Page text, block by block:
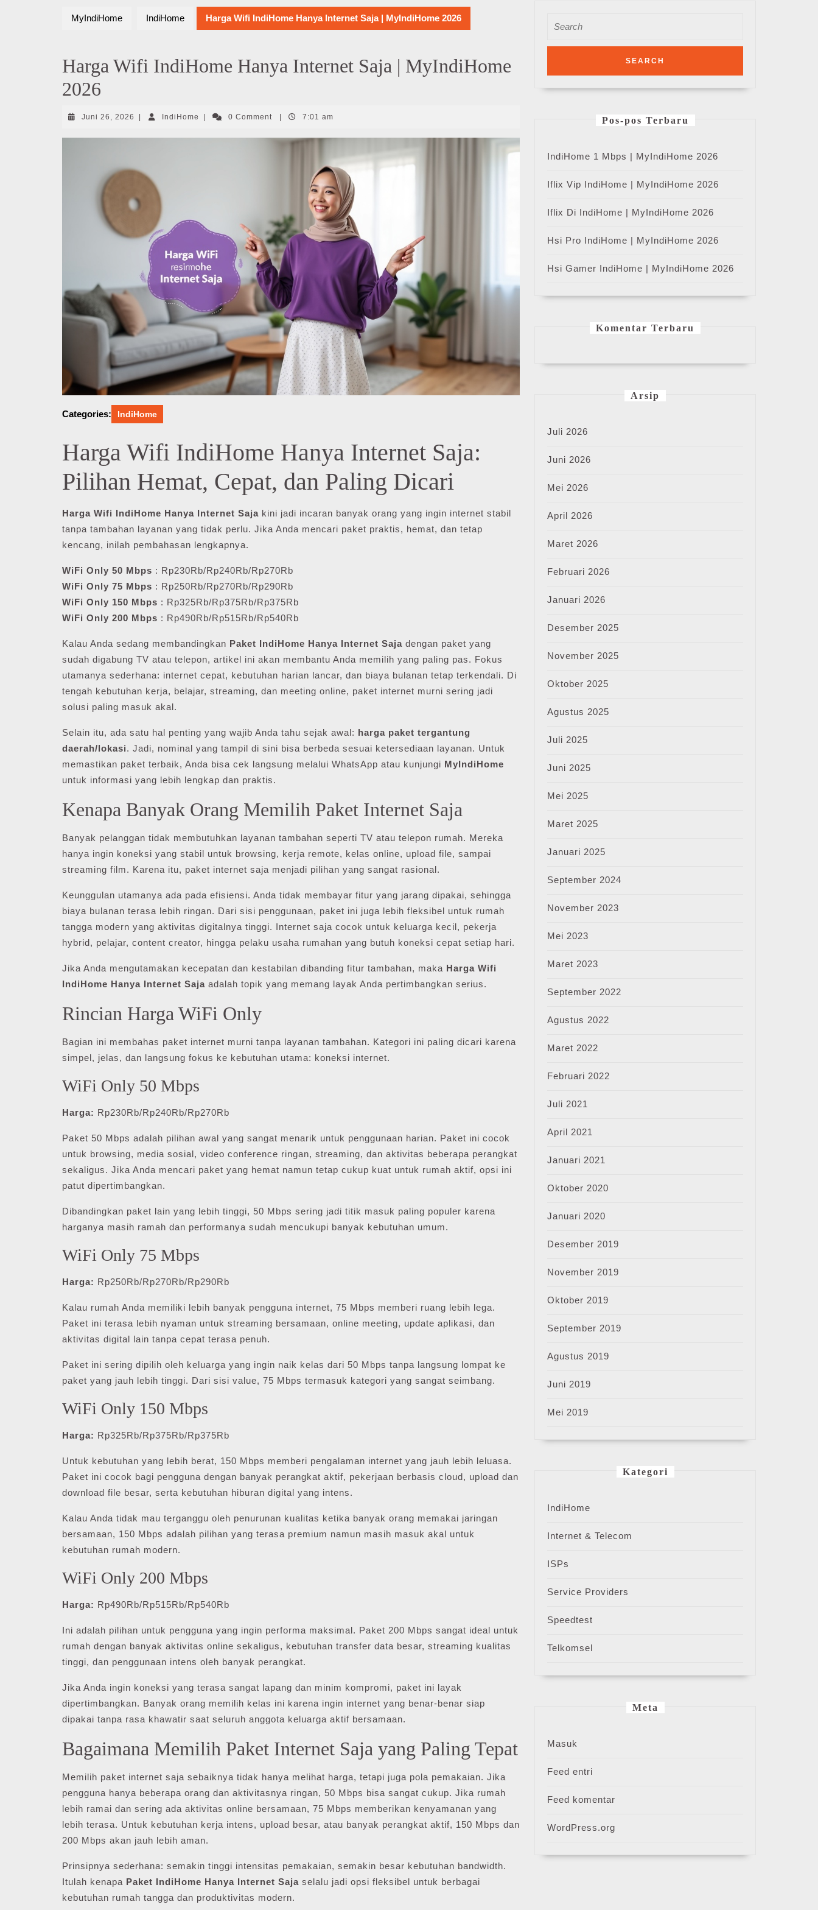
MyIndiHome IndiHome Harga Wifi IndiHome Hanya Internet Saja | MyIndiHome 2026
Harga Wifi IndiHome Hanya Internet Saja | MyIndiHome
2026
Juni 26, 2026 Juni
2026
IndiHome IndiHome0 Comment 7:01 am
Categories: IndiHome
Harga Wifi IndiHome Hanya Internet Saja:
Pilihan Hemat, Cepat, dan Paling Dicari
Harga Wifi IndiHome Hanya Internet Saja kini jadi incaran banyak orang yang ingin internet stabil
tanpa tambahan layanan yang tidak perlu. Jika Anda mencari paket praktis, hemat, dan tetap
kencang, inilah pembahasan lengkapnya.
WiFi Only 50 Mbps : Rp230Rb/Rp240Rb/Rp270Rb
WiFi Only 75 Mbps : Rp250Rb/Rp270Rb/Rp290Rb
WiFi Only 150 Mbps : Rp325Rb/Rp375Rb/Rp375Rb
WiFi Only 200 Mbps : Rp490Rb/Rp515Rb/Rp540Rb
Kalau Anda sedang membandingkan Paket IndiHome Hanya Internet Saja dengan paket yang
sudah digabung TV atau telepon, artikel ini akan membantu Anda memilih yang paling pas. Fokus
utamanya sederhana: internet cepat, kebutuhan harian lancar, dan biaya bulanan tetap terkendali. Di
tengah kebutuhan kerja, belajar, streaming, dan meeting online, paket internet murni sering jadi
solusi paling masuk akal.
Selain itu, ada satu hal penting yang wajib Anda tahu sejak awal: harga paket tergantung
daerah/lokasi. Jadi, nominal yang tampil di sini bisa berbeda sesuai ketersediaan layanan. Untuk
memastikan paket terbaik, Anda bisa cek langsung melalui WhatsApp atau kunjungi MyIndiHome
untuk informasi yang lebih lengkap dan praktis.
Kenapa Banyak Orang Memilih Paket Internet Saja
Banyak pelanggan tidak membutuhkan layanan tambahan seperti TV atau telepon rumah. Mereka
hanya ingin koneksi yang stabil untuk browsing, kerja remote, kelas online, upload file, sampai
streaming film. Karena itu, paket internet saja menjadi pilihan yang sangat rasional.
Keunggulan utamanya ada pada efisiensi. Anda tidak membayar fitur yang jarang dipakai, sehingga
biaya bulanan terasa lebih ringan. Dari sisi penggunaan, paket ini juga lebih fleksibel untuk rumah
tangga modern yang aktivitas digitalnya tinggi. Internet saja cocok untuk keluarga kecil, pekerja
hybrid, pelajar, content creator, hingga pelaku usaha rumahan yang butuh koneksi cepat setiap hari.
Jika Anda mengutamakan kecepatan dan kestabilan dibanding fitur tambahan, maka Harga Wifi
IndiHome Hanya Internet Saja adalah topik yang memang layak Anda pertimbangkan serius.
Rincian Harga WiFi Only
Bagian ini membahas paket internet murni tanpa layanan tambahan. Kategori ini paling dicari karena
simpel, jelas, dan langsung fokus ke kebutuhan utama: koneksi internet.
WiFi Only 50 Mbps
Harga: Rp230Rb/Rp240Rb/Rp270Rb
Paket 50 Mbps adalah pilihan awal yang sangat menarik untuk penggunaan harian. Paket ini cocok
untuk browsing, media sosial, video conference ringan, streaming, dan aktivitas beberapa perangkat
sekaligus. Jika Anda mencari paket yang hemat namun tetap cukup kuat untuk rumah aktif, opsi ini
patut dipertimbangkan.
Dibandingkan paket lain yang lebih tinggi, 50 Mbps sering jadi titik masuk paling populer karena
harganya masih ramah dan performanya sudah mencukupi banyak kebutuhan umum.
WiFi Only 75 Mbps
Harga: Rp250Rb/Rp270Rb/Rp290Rb
Kalau rumah Anda memiliki lebih banyak pengguna internet, 75 Mbps memberi ruang lebih lega.
Paket ini terasa lebih nyaman untuk streaming bersamaan, online meeting, update aplikasi, dan
aktivitas digital lain tanpa cepat terasa penuh.
Paket ini sering dipilih oleh keluarga yang ingin naik kelas dari 50 Mbps tanpa langsung lompat ke
paket yang jauh lebih tinggi. Dari sisi value, 75 Mbps termasuk kategori yang sangat seimbang.
WiFi Only 150 Mbps
Harga: Rp325Rb/Rp375Rb/Rp375Rb
Untuk kebutuhan yang lebih berat, 150 Mbps memberi pengalaman internet yang jauh lebih leluasa.
Paket ini cocok bagi pengguna dengan banyak perangkat aktif, pekerjaan berbasis cloud, upload dan
download file besar, serta kebutuhan hiburan digital yang intens.
Kalau Anda tidak mau terganggu oleh penurunan kualitas ketika banyak orang memakai jaringan
bersamaan, 150 Mbps adalah pilihan yang terasa premium namun masih masuk akal untuk
kebutuhan rumah modern.
WiFi Only 200 Mbps
Harga: Rp490Rb/Rp515Rb/Rp540Rb
Ini adalah pilihan untuk pengguna yang ingin performa maksimal. Paket 200 Mbps sangat ideal untuk
rumah dengan banyak aktivitas online sekaligus, kebutuhan transfer data besar, streaming kualitas
tinggi, dan penggunaan intens oleh banyak perangkat.
Jika Anda ingin koneksi yang terasa sangat lapang dan minim kompromi, paket ini layak
dipertimbangkan. Banyak orang memilih kelas ini karena ingin internet yang benar-benar siap
dipakai tanpa rasa khawatir saat seluruh anggota keluarga aktif bersamaan.
Bagaimana Memilih Paket Internet Saja yang Paling Tepat
Memilih paket internet saja sebaiknya tidak hanya melihat harga, tetapi juga pola pemakaian. Jika
pengguna hanya beberapa orang dan aktivitasnya ringan, 50 Mbps bisa sangat cukup. Jika rumah
lebih ramai dan sering ada aktivitas online bersamaan, 75 Mbps memberikan kenyamanan yang
lebih terasa. Untuk kebutuhan kerja intens, upload besar, atau banyak perangkat aktif, 150 Mbps dan
200 Mbps akan jauh lebih aman.
Prinsipnya sederhana: semakin tinggi intensitas pemakaian, semakin besar kebutuhan bandwidth.
Itulah kenapa Paket IndiHome Hanya Internet Saja selalu jadi opsi fleksibel untuk berbagai
kebutuhan rumah tangga dan produktivitas modern.
for:
Pos-pos Terbaru
IndiHome 1 Mbps | MyIndiHome 2026
Iflix Vip IndiHome | MyIndiHome 2026
Iflix Di IndiHome | MyIndiHome 2026
Hsi Pro IndiHome | MyIndiHome 2026
Hsi Gamer IndiHome | MyIndiHome 2026
Komentar Terbaru
Arsip
Juli 2026
Juni 2026
Mei 2026
April 2026
Maret 2026
Februari 2026
Januari 2026
Desember 2025
November 2025
Oktober 2025
Agustus 2025
Juli 2025
Juni 2025
Mei 2025
Maret 2025
Januari 2025
September 2024
November 2023
Mei 2023
Maret 2023
September 2022
Agustus 2022
Maret 2022
Februari 2022
Juli 2021
April 2021
Januari 2021
Oktober 2020
Januari 2020
Desember 2019
November 2019
Oktober 2019
September 2019
Agustus 2019
Juni 2019
Mei 2019
Kategori
IndiHome
Internet & Telecom
ISPs
Service Providers
Speedtest
Telkomsel
Meta
Masuk
Feed entri
Feed komentar
WordPress.org